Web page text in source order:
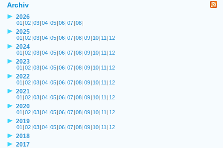
Archiv
2026
01 |02|03|04|05|06|07|08|
2025
01 |02|03|04|05|06|07|08|09| 10| 11 | 12
2024
01 |02|03|04|05|06|07|08|09| 10| 11 | 12
2023
01 |02|03|04|05|06|07|08|09| 10| 11 | 12
2022
01 |02|03|04|05|06|07|08|09| 10| 11 | 12
2021
01 |02|03|04|05|06|07|08|09| 10| 11 | 12
2020
01 |02|03|04|05|06|07|08|09| 10| 11 | 12
2019
01 |02|03|04|05|06|07|08|09| 10| 11 | 12
2018
2017